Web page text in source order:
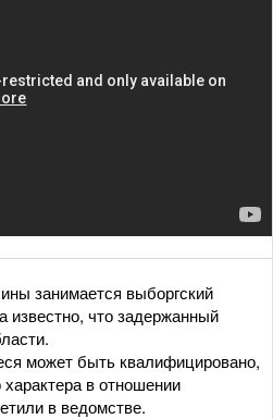
занимается выборгский
что задержанный
может быть квалифицировано,
характера в отношении
в ведомстве.